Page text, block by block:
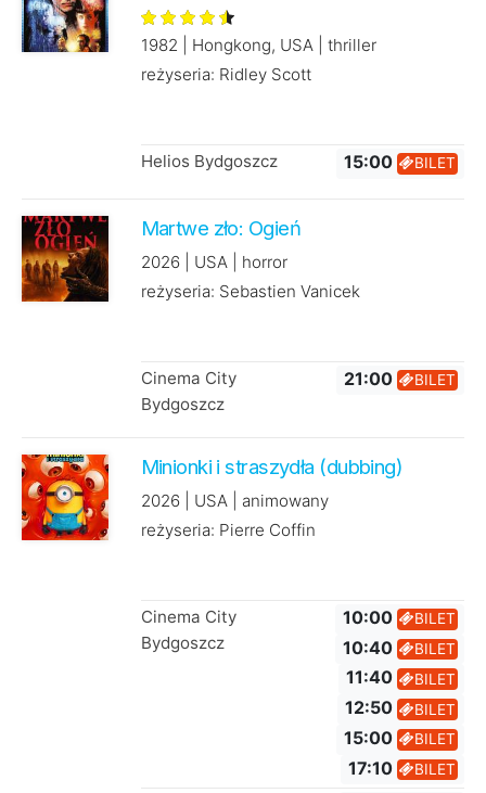
1982 | Hongkong, USA | thriller
reżyseria: Ridley Scott
Helios Bydgoszcz 15:00 BILET
Martwe zło: Ogień
2026 | USA | horror
reżyseria: Sebastien Vanicek
Cinema City
Bydgoszcz
21:00 BILET
Minionki i straszydła (dubbing)
2026 | USA | animowany
reżyseria: Pierre Coffin
Cinema City
Bydgoszcz
10:00 BILET
10:40 BILET
11:40 BILET
12:50 BILET
15:00 BILET
17:10 BILET